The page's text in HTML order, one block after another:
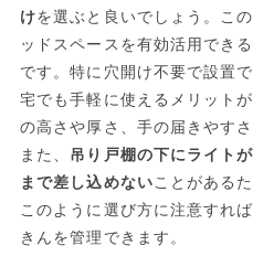
けを選ぶと良いでしょう。こ
ッドスペースを有効活用できる
です。特に穴開け不要で設置
宅でも手軽に使えるメリット
の高さや厚さ、手の届きやす
また、 吊り戸棚の下にライト
まで差し込めないことがある
このように選び方に注意すれ
きんを管理できます。